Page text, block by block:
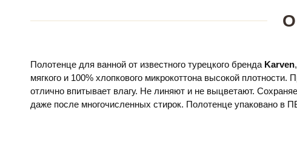
Полотенце для ванной от известного турецкого бренда Karven
мягкого и 100% хлопкового микрокоттона высокой плотности.
отлично впитывает влагу. Не линяют и не выцветают.
даже после многочисленных стирок. Полотенце упаковано в